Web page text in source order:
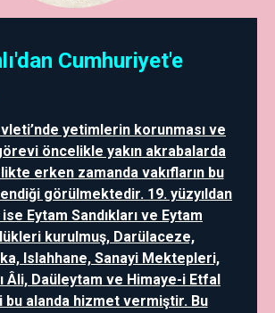
Cumhuriyet'e
yetimlerin korunması ve
öncelikle yakın akrabalarda
erken zamanda vakıfların bu
görülmektedir. 19. yüzyıldan
Eytam Sandıkları ve Eytam
kurulmuş, Darülaceze,
Islahhane, Sanayi Mektepleri,
Âli, Daüleytam ve Himaye-i Etfal
bu alanda hizmet vermiştir. Bu